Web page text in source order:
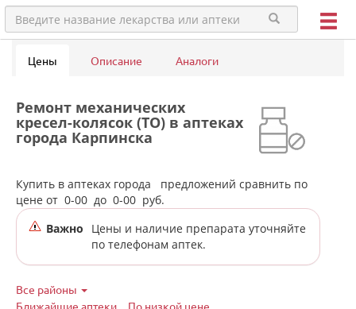
Цены Описание Аналоги
Ремонт механических
кресел-колясок (ТО) в аптеках
города Карпинска
Купить в аптеках города
предложений сравнить по
цене от 0-00 до 0-00 руб.
Важно
Цены и наличие препарата уточняйте
по телефонам аптек.
Все районы
Ближайшие аптеки
По низкой цене